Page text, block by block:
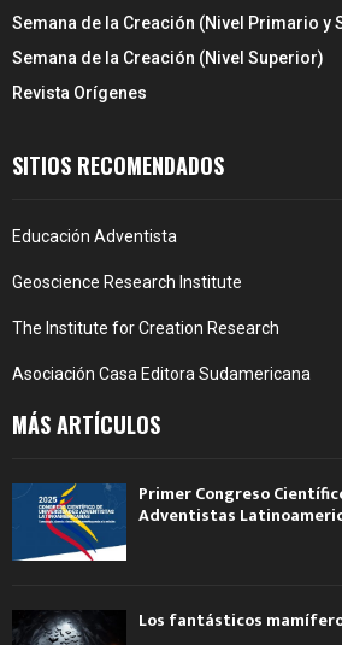
Semana de la Creación (Nivel Primario y
Semana de la Creación (Nivel Superior)
Revista Orígenes
SITIOS RECOMENDADOS
Educación Adventista
Geoscience Research Institute
The Institute for Creation Research
Asociación Casa Editora Sudamericana
MÁS ARTÍCULOS
Primer Congreso
Adventistas
Los fantásticos